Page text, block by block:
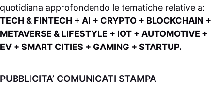
quotidiana approfondendo le tematiche relative a:
TECH & FINTECH + AI + CRYPTO + BLOCKCHAIN +
METAVERSE & LIFESTYLE + IOT + AUTOMOTIVE +
EV + SMART CITIES + GAMING + STARTUP.
PUBBLICITA’ COMUNICATI STAMPA